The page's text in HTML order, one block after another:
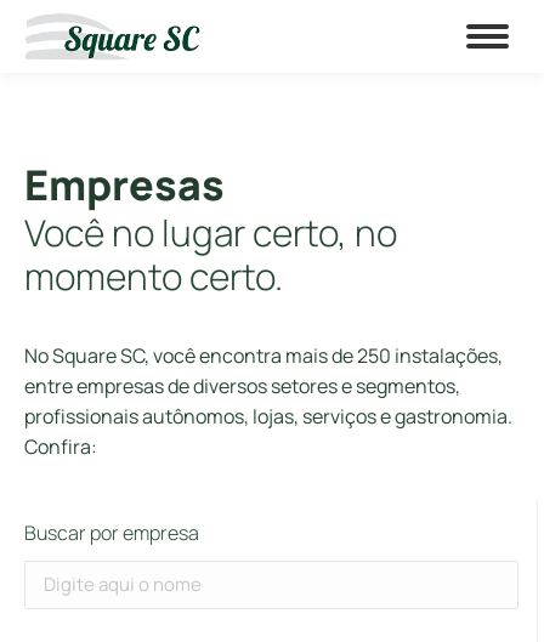
Empresas
Você no lugar certo, no
momento certo.
No Square SC, você encontra mais de 250 instalações,
entre empresas de diversos setores e segmentos,
profissionais autônomos, lojas, serviços e gastronomia.
Confira:
Buscar por empresa